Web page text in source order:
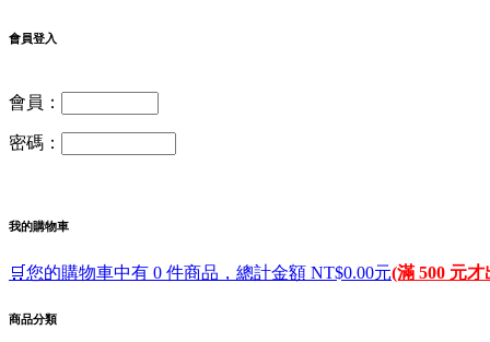
會員登入
會員：
密碼：
我的購物車
🛒您的購物車中有 0 件商品，總計金額 NT$0.00元(滿 500 元才
商品分類